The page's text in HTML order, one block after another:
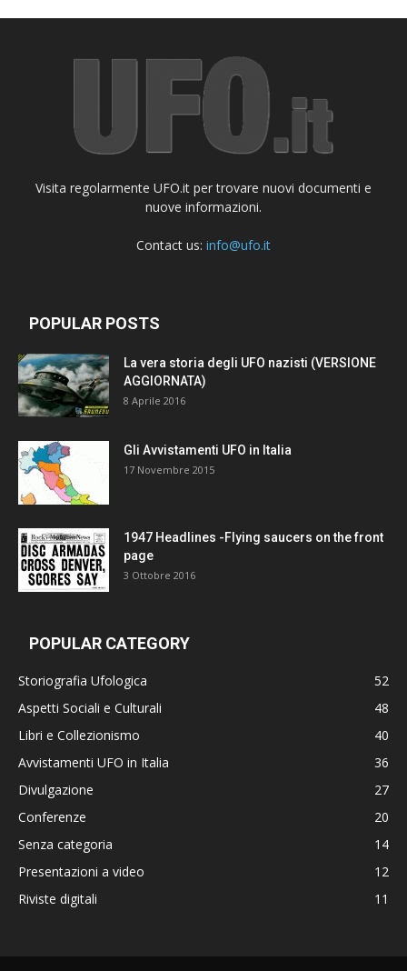
Visita regolarmente UFO.it per trovare nuovi documenti e
nuove informazioni.
Contact us: info@ufo.it
POPULAR POSTS
La vera storia degli UFO nazisti (VERSIONE
AGGIORNATA)
8 Aprile 2016
Gli Avvistamenti UFO in Italia
17 Novembre 2015
1947 Headlines -Flying saucers on the front
page
3 Ottobre 2016
POPULAR CATEGORY
Storiografia Ufologica
52
Aspetti Sociali e Culturali
48
Libri e Collezionismo
40
Avvistamenti UFO in Italia
36
Divulgazione
27
Conferenze
20
Senza categoria
14
Presentazioni a video
12
Riviste digitali
11